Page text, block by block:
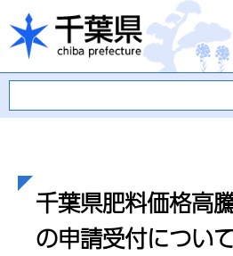
千葉県
千葉県肥料価格高
の申請受付につい